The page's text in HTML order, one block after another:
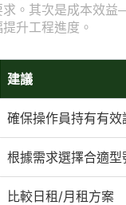
。其次是成本效
升工程進度。
建議
確保操作員持有有效
根據需求選擇合適型
比較日租/月租方案